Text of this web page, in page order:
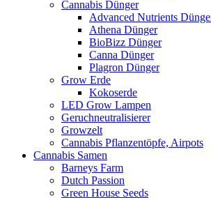
Cannabis Dünger
Advanced Nutrients
Athena Dünger
BioBizz Dünger
Canna Dünger
Plagron Dünger
Grow Erde
Kokoserde
LED Grow Lampen
Geruchneutralisierer
Growzelt
Cannabis Pflanzentöpfe, Airpots
Cannabis Samen
Barneys Farm
Dutch Passion
Green House Seeds